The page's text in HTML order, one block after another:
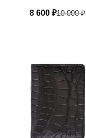
8 600 ₽10 000₽